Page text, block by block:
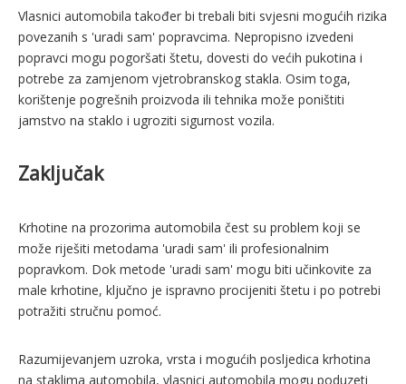
Vlasnici automobila također bi trebali biti svjesni mogućih rizika
povezanih s 'uradi sam' popravcima. Nepropisno izvedeni
popravci mogu pogoršati štetu, dovesti do većih pukotina i
potrebe za zamjenom vjetrobranskog stakla. Osim toga,
korištenje pogrešnih proizvoda ili tehnika može poništiti
jamstvo na staklo i ugroziti sigurnost vozila.
Zaključak
Krhotine na prozorima automobila čest su problem koji se
može riješiti metodama 'uradi sam' ili profesionalnim
popravkom. Dok metode 'uradi sam' mogu biti učinkovite za
male krhotine, ključno je ispravno procijeniti štetu i po potrebi
potražiti stručnu pomoć.
Razumijevanjem uzroka, vrsta i mogućih posljedica krhotina
na staklima automobila, vlasnici automobila mogu poduzeti